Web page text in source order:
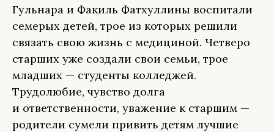
Гульнара и Факиль Фатхуллины воспитали
семерых детей, трое из которых решили
связать свою жизнь с медициной. Четверо
старших уже создали свои семьи, трое
младших — студенты колледжей.
Трудолюбие, чувство долга
и ответственности, уважение к старшим —
родители сумели привить детям лучшие